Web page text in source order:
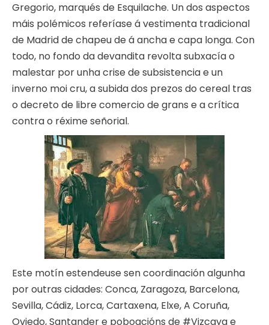
Gregorio, marqués de Esquilache. Un dos aspectos
máis polémicos referíase á vestimenta tradicional
de Madrid de chapeu de á ancha e capa longa. Con
todo, no fondo da devandita revolta subxacía o
malestar por unha crise de subsistencia e un
inverno moi cru, a subida dos prezos do cereal tras
o decreto de libre comercio de grans e a crítica
contra o réxime señorial.
Este motín estendeuse sen coordinación algunha
por outras cidades: Conca, Zaragoza, Barcelona,
Sevilla, Cádiz, Lorca, Cartaxena, Elxe, A Coruña,
Oviedo, Santander e poboacións de #Vizcaya e